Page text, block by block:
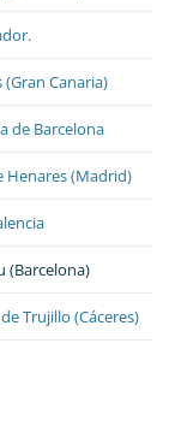
Canaria)
de Barcelona
Henares (Madrid)
(Barcelona)
Trujillo (Cáceres)